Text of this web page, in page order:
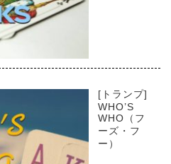
[トランプ]
WHO’S
WHO（フ
ーズ・フ
ー）